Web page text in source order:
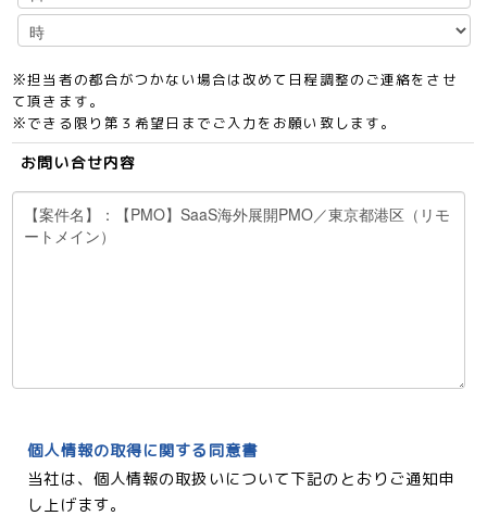
※担当者の都合がつかない場合は改めて日程調整のご連絡をさせ
て頂きます。
※できる限り第３希望日までご入力をお願い致します。
お問い合せ内容
個人情報の取得に関する同意書
当社は、個人情報の取扱いについて下記のとおりご通知申
し上げます。